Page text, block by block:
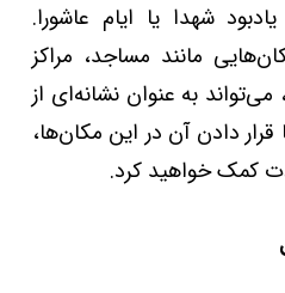
شهدا یا ایام عاشورا.
مانند مساجد، مراکز
به عنوان نشانه‌ای از
قرار دادن آن در این مکان‌ها،
کمک خواهید کرد.